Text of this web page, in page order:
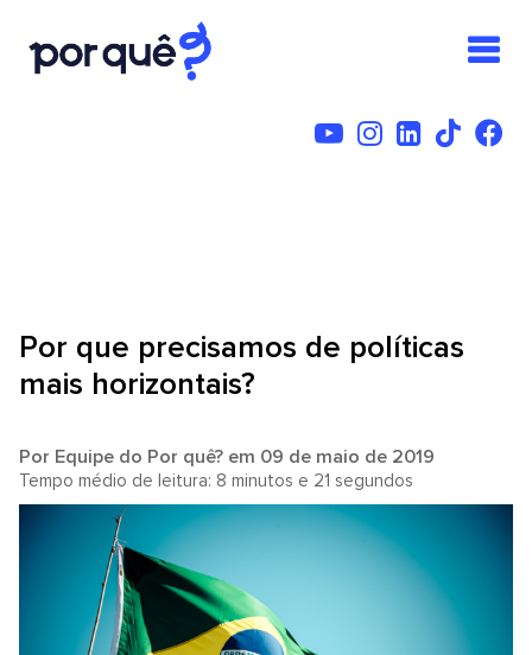
Por que precisamos de políticas
mais horizontais?
Por Equipe do Por quê? em 09 de maio de 2019
Tempo médio de leitura: 8 minutos e 21 segundos